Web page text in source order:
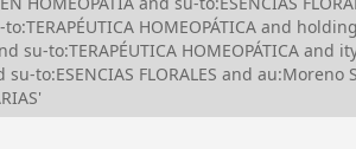
HOMEOPÁTICA and
to:TERAPÉUTICA HOMEOPÁTICA and
to:ESENCIAS FLORALES and